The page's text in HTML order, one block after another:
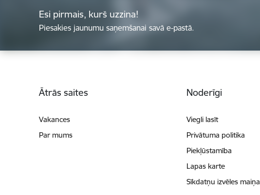
Esi pirmais, kurš uzzina!
Piesakies jaunumu saņemšanai savā e-pastā.
Ātrās saites
Vakances
Par mums
Noderīgi
Viegli lasīt
Privātuma politika
Piekļūstamība
Lapas karte
Sīkdatņu izvēles maiņa